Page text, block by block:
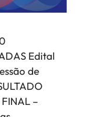
Edital
de
–